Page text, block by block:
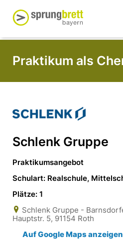
Praktikum als
Schlenk Gruppe
Praktikumsangebot
Schulart: Realschule,
Plätze: 1
Schlenk Gruppe -
Hauptstr. 5, 91154 Roth
Auf Google Maps anzeigen